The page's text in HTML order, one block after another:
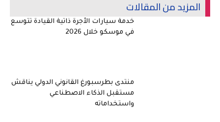
المزيد من المقالات
خدمة سيارات الأجرة ذاتية القيادة تتوسع
في موسكو خلال 2026
منتدى بطرسبورغ القانوني الدولي يناقش
مستقبل الذكاء الاصطناعي
واستخداماته